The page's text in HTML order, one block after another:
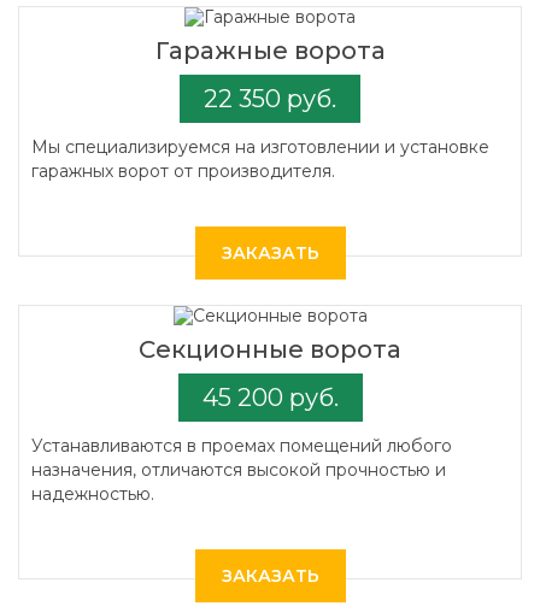
Гаражные ворота
22 350 руб.
Мы специализируемся на изготовлении и установке
гаражных ворот от производителя.
ЗАКАЗАТЬ
Секционные ворота
45 200 руб.
Устанавливаются в проемах помещений любого
назначения, отличаются высокой прочностью и
надежностью.
ЗАКАЗАТЬ